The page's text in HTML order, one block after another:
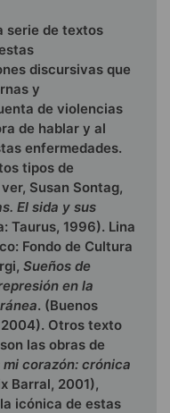
serie de textos
discursivas que
y
de violencias
de hablar y al
enfermedades.
tipos de
Susan Sontag,
El sida y sus
Taurus, 1996). Lina
Fondo de Cultura
Sueños de
en la
. (Buenos
Otros texto
las obras de
mi corazón: crónica
Barral, 2001),
icónica de estas